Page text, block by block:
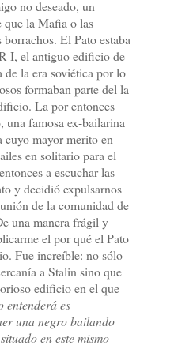
no deseado, un
que la Mafia o las
borrachos. El Pato estaba
I, el antiguo edificio de
la era soviética por lo
formaban parte del la
La por entonces
una famosa ex-bailarina
cuyo mayor merito en
en solitario para el
a escuchar las
y decidió expulsarnos
de la comunidad de
una manera frágil y
el por qué el Pato
Fue increíble: no sólo
a Stalin sino que
edificio en el que
entenderá es
una negro bailando
en este mismo